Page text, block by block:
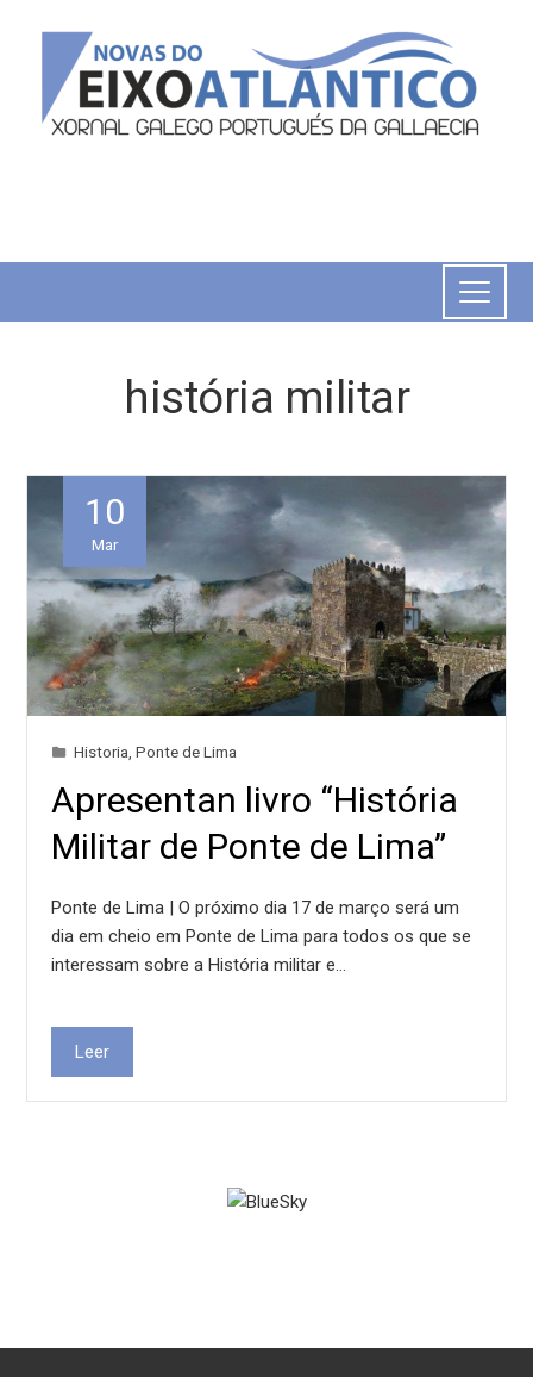
história militar
10
Mar
Historia ,Ponte de Lima
Apresentan livro “História
Militar de Ponte de Lima”
Ponte de Lima | O próximo dia 17 de março será um
dia em cheio em Ponte de Lima para todos os que se
interessam sobre a História militar e…
Leer